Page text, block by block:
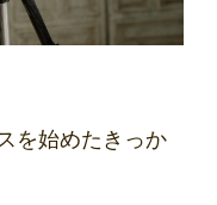
を始めたきっか